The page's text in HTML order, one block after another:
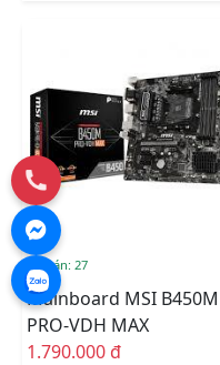
Đã bán: 27
Mainboard MSI B450M
PRO-VDH MAX
1.790.000 đ